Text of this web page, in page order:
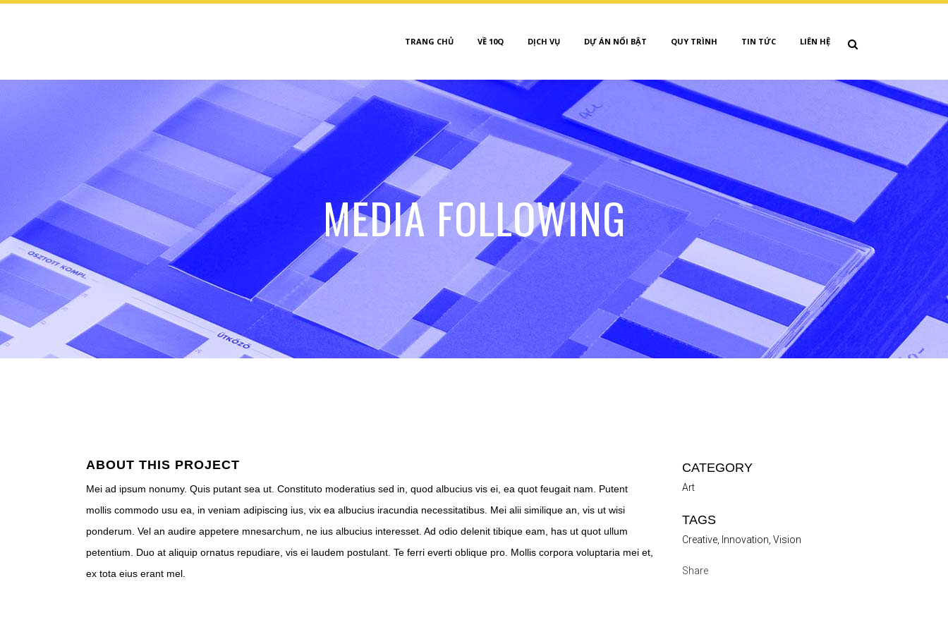
TRANG CHỦ VỀ 10Q DỊCH VỤ DỰ ÁN NỔI BẬT QUY TRÌNH TIN TỨC LIÊN HỆ
MEDIA FOLLOWING
ABOUT THIS PROJECT
Mei ad ipsum nonumy. Quis putant sea ut. Constituto moderatius sed in, quod albucius vis ei, ea quot feugait nam. Putent
mollis commodo usu ea, in veniam adipiscing ius, vix ea albucius iracundia necessitatibus. Mei alii similique an, vis ut wisi
ponderum. Vel an audire appetere mnesarchum, ne ius albucius interesset. Ad odio delenit tibique eam, has ut quot ullum
petentium. Duo at aliquip ornatus repudiare, vis ei laudem postulant. Te ferri everti oblique pro. Mollis corpora voluptaria mei et,
ex tota eius erant mel.
CATEGORY
Art
TAGS
Creative, Innovation, Vision
Share